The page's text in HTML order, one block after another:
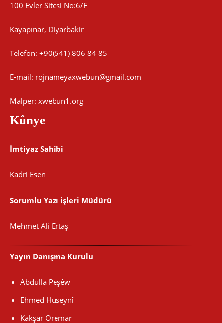
100 Evler Sitesi No:6/F
Kayapınar, Diyarbakir
Telefon: +90(541) 806 84 85
E-mail: rojnameyaxwebun@gmail.com
Malper: xwebun1.org
Kûnye
İmtiyaz Sahibi
Kadri Esen
Sorumlu Yazı işleri Müdürü
Mehmet Ali Ertaş
Yayın Danışma Kurulu
Abdulla Peşêw
Ehmed Huseynî
Kakşar Oremar